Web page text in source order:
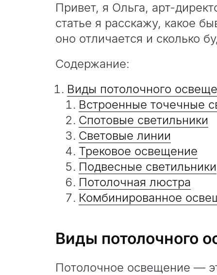
Привет, я Ольга, арт-
статье я расскажу, какое
оно отличается и сколько
Содержание:
Виды потолочного
Встроенные точечные
Спотовые светильники
Световые линии
Трековое освещение
Подвесные светильники
Потолочная люстра
Комбинированное
Виды потолочного
Потолочное освещение —